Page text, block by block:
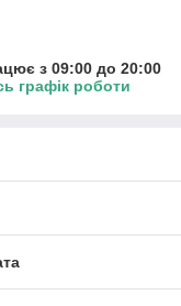
з 09:00 до 20:00
графік роботи